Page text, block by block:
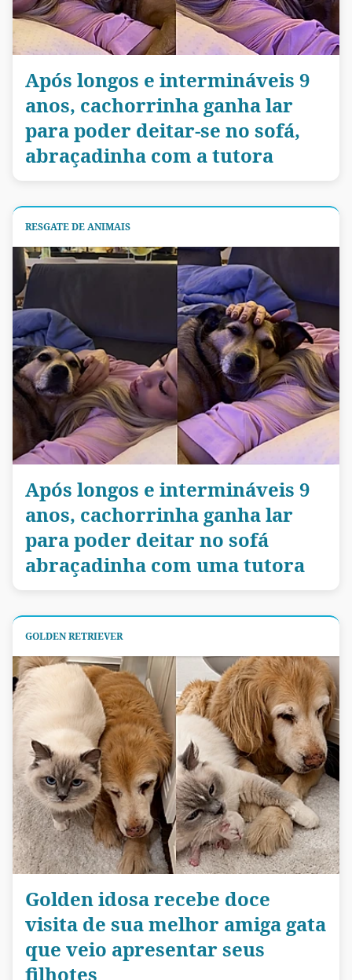
Após longos e intermináveis 9
anos, cachorrinha ganha lar
para poder deitar-se no sofá,
abraçadinha com a tutora
RESGATE DE ANIMAIS
Após longos e intermináveis 9
anos, cachorrinha ganha lar
para poder deitar no sofá
abraçadinha com uma tutora
GOLDEN RETRIEVER
Golden idosa recebe doce
visita de sua melhor amiga gata
que veio apresentar seus
filhotes